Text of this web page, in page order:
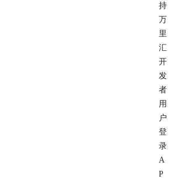
持
万
里
汇
开
发
者
用
户
登
录
A
P